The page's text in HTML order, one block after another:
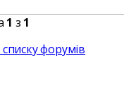
1 з 1
форумів